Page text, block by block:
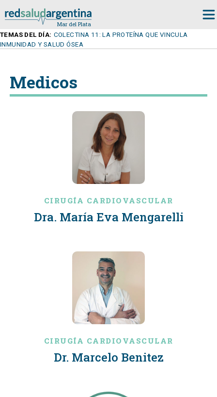
TEMAS DEL DÍA: COLECTINA 11: LA PROTEÍNA QUE VINCULA
INMUNIDAD Y SALUD ÓSEA
Medicos
CIRUGÍA CARDIOVASCULAR
Dra. María Eva Mengarelli
CIRUGÍA CARDIOVASCULAR
Dr. Marcelo Benitez